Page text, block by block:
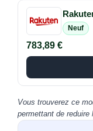
Neuf
783,89 €
Vous trouverez ce
permettant de reduire